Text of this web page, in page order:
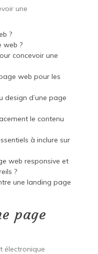
une
?
web ?
concevoir une
web pour les
design d’une page
le contenu
à inclure sur
web responsive et
?
une landing page
page
électronique